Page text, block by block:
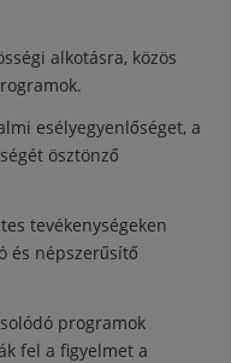
alkotásra, közös
esélyegyenlőséget, a
ösztönző
tevékenységeken
és népszerűsítő
programok
fel a figyelmet a